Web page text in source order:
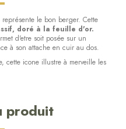
le bon berger. Cette
doré à la feuille d'or.
d'etre soit posée sur un
à son attache en cuir au dos.
cette icone illustre à merveille les
produit